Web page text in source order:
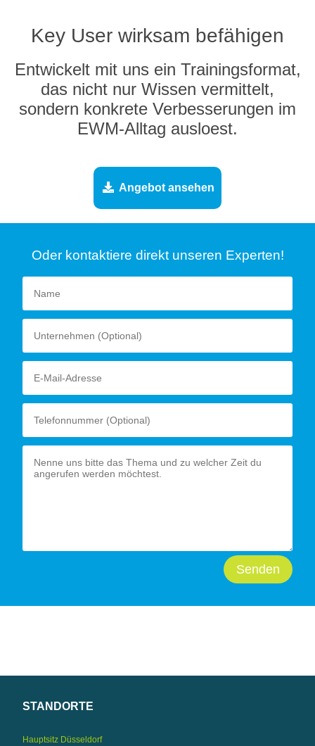
Key User wirksam befähigen
Entwickelt mit uns ein Trainingsformat,
das nicht nur Wissen vermittelt,
sondern konkrete Verbesserungen im
EWM-Alltag ausloest.
Angebot ansehen
Oder kontaktiere direkt unseren Experten!
Senden
STANDORTE
Hauptsitz Düsseldorf